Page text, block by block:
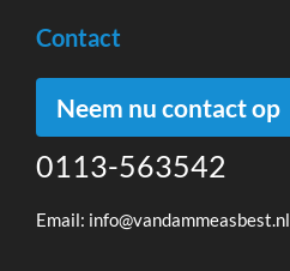
Contact
Neem nu contact op
0113-563542
Email: info@vandammeasbest.nl